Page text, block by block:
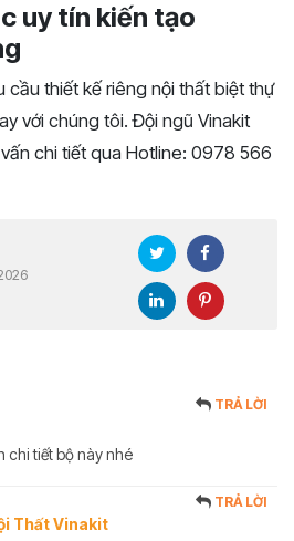
uy tín kiến tạo
cầu thiết kế riêng nội thất biệt thự
với chúng tôi. Đội ngũ Vinakit
chi tiết qua Hotline: 0978 566
TRẢ LỜI
chi tiết bộ này nhé
Thất Vinakit
TRẢ LỜI